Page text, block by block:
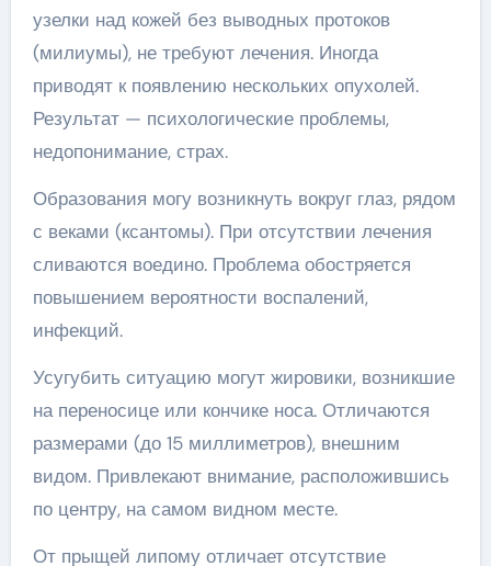
узелки над кожей без выводных протоков
(милиумы), не требуют лечения. Иногда
приводят к появлению нескольких опухолей.
Результат — психологические проблемы,
недопонимание, страх.
Образования могу возникнуть вокруг глаз, рядом
с веками (ксантомы). При отсутствии лечения
сливаются воедино. Проблема обостряется
повышением вероятности воспалений,
инфекций.
Усугубить ситуацию могут жировики, возникшие
на переносице или кончике носа. Отличаются
размерами (до 15 миллиметров), внешним
видом. Привлекают внимание, расположившись
по центру, на самом видном месте.
От прыщей липому отличает отсутствие